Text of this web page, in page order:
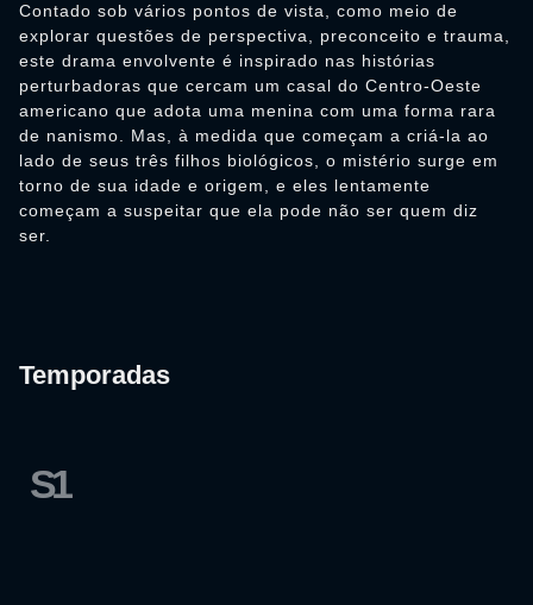
Contado sob vários pontos de vista, como meio de
explorar questões de perspectiva, preconceito e trauma,
este drama envolvente é inspirado nas histórias
perturbadoras que cercam um casal do Centro-Oeste
americano que adota uma menina com uma forma rara
de nanismo. Mas, à medida que começam a criá-la ao
lado de seus três filhos biológicos, o mistério surge em
torno de sua idade e origem, e eles lentamente
começam a suspeitar que ela pode não ser quem diz
ser.
Temporadas
S1